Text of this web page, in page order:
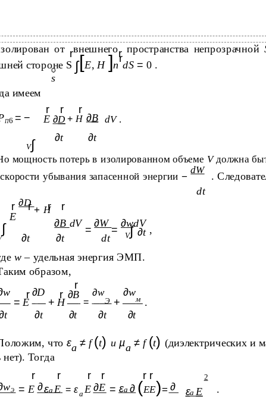
от rвнешнегоrпространства непрозрачной
стороне S ∫[E,H ]n
r
dS= 0 .
s
имеем
П6 = −
r r r
∂B
E ∂D +H dV .
V∫ ∂t ∂t
мощность потерь в изолированном объеме Vдолжна
убывания запасенной энергии −
dW
.
dt
r
r r
r
E
∂D
+ H
∂B dV
=
∂W
=
∂wdV
,
∂t ∂t dt V∫∂t
∫
w– удельная энергия ЭМП.
образом,
w ∂D
r
∂w ∂w
r r ∂B м
= E + H = Э + .
t ∂t ∂t ∂t ∂t
что εa≠ f(t) и µa≠ f(t) (диэлектрических и
нет). Тогда
wЭ
r
∂
r r
r
εa ∂
r r
∂
2
= E εaE =εa E ∂E = (EE)= εaE .